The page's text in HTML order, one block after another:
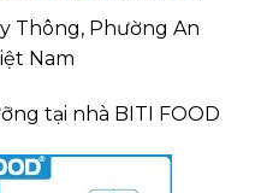
Thông, Phường An
Nam
tại nhà BITI FOOD